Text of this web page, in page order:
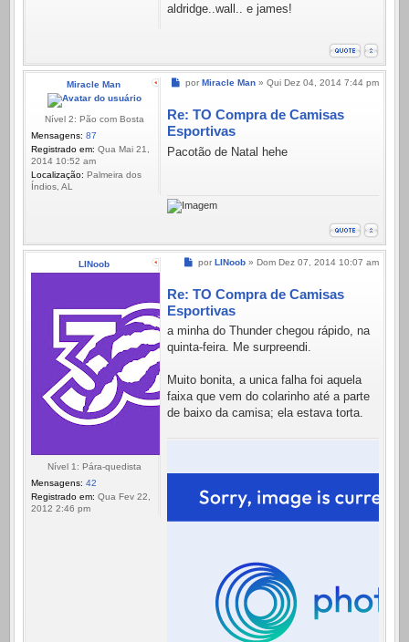
aldridge..wall.. e james!
Miracle Man
Nível 2: Pão com Bosta
Mensagens: 87
Registrado em: Qua Mai 21,
2014 10:52 am
Localização: Palmeira dos
Índios, AL
Mensagem
por Miracle Man » Qui Dez 04, 2014 7:44 pm
Re: TO Compra de Camisas
Esportivas
Pacotão de Natal hehe
LINoob
Nível 1: Pára-quedista
Mensagens: 42
Registrado em: Qua Fev 22,
2012 2:46 pm
Mensagem
por LINoob » Dom Dez 07, 2014 10:07 am
Re: TO Compra de Camisas
Esportivas
a minha do Thunder chegou rápido, na
quinta-feira. Me surpreendi.
Muito bonita, a unica falha foi aquela
faixa que vem do colarinho até a parte
de baixo da camisa; ela estava torta.